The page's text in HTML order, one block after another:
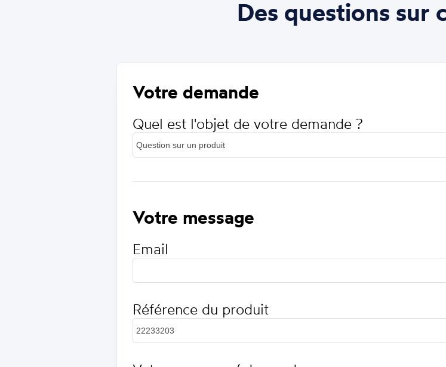
Des questions sur
Votre demande
Quel est l'objet de votre demande ?
Votre message
Email
Référence du produit